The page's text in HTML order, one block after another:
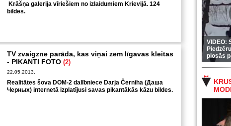
VIDEO:
plosās
Krāšņa galerija vīriešiem no izlaidumiem Krievijā. 124
bildes.
TV zvaigzne parāda, kas viņai zem līgavas kleitas
- PIKANTI FOTO (2)
22.05.2013.
Realitātes šova DOM-2 dalībniece Darja Černiha (Даша
Черных) internetā izplatījusi savas pikantākās kāzu bildes.